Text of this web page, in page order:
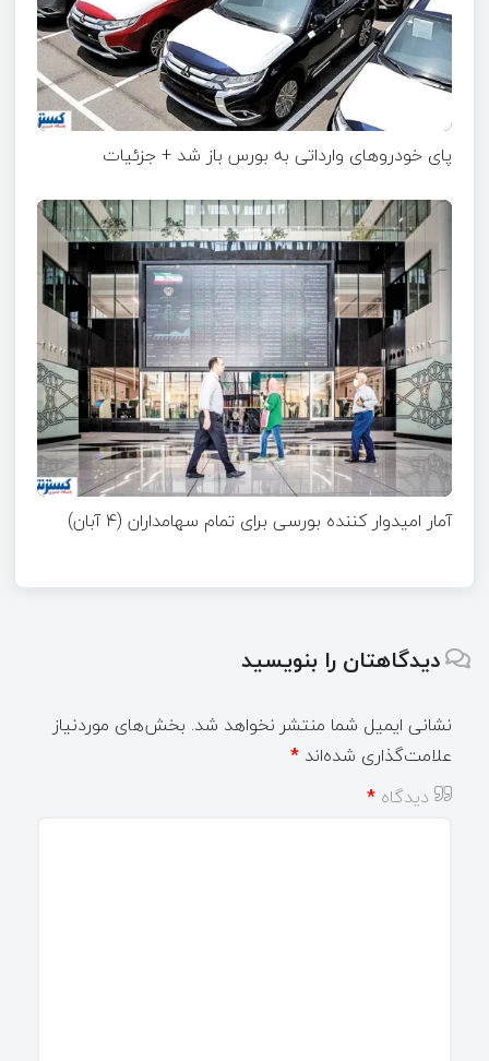
پای خودروهای وارداتی به بورس باز شد + جزئیات
آمار امیدوار کننده بورسی برای تمام سهامداران (۴ آبان)
دیدگاهتان را بنویسید
نشانی ایمیل شما منتشر نخواهد شد. بخش‌های موردنیاز
علامت‌گذاری شده‌اند *
دیدگاه *